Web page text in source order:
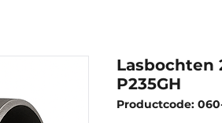
Lasbochten
P235GH
Productcode: